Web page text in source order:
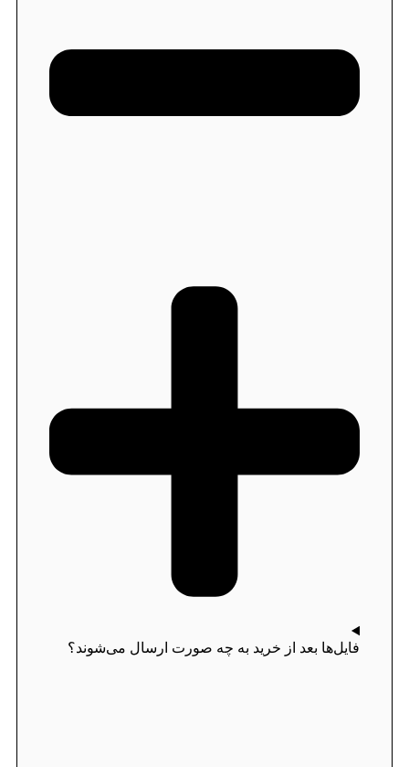
فایل‌ها بعد از خرید به چه صورت ارسال می‌شوند؟